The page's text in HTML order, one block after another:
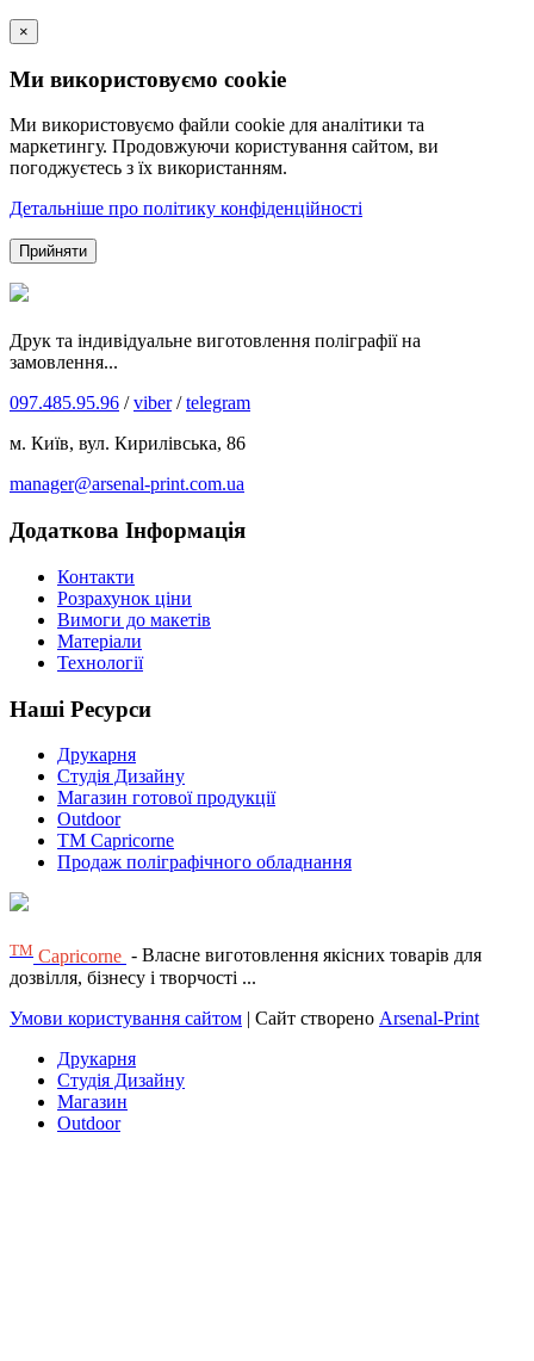
×
Ми використовуємо cookie
Ми використовуємо файли cookie для аналітики та
маркетингу. Продовжуючи користування сайтом, ви
погоджуєтесь з їх використанням.
Детальніше про політику конфіденційності
Прийняти
Друк та індивідуальне виготовлення поліграфії на
замовлення...
097.485.95.96 /viber/telegram
м. Київ, вул. Кирилівська, 86
manager@arsenal-print.com.ua
Додаткова Інформація
Контакти
Розрахунок ціни
Вимоги до макетів
Матеріали
Технології
Наші Ресурси
Друкарня
Студія Дизайну
Магазин готової продукції
Outdoor
TM Capricorne
Продаж поліграфічного обладнання
ТМ Capricorne - Власне виготовлення якісних товарів для
дозвілля, бізнесу і творчості ...
Умови користування сайтом | Сайт створено Arsenal-Print
Друкарня
Студія Дизайну
Магазин
Outdoor